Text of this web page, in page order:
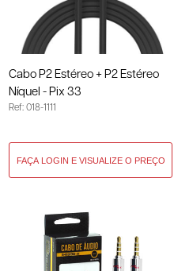
Cabo P2 Estéreo + P2 Estéreo
Níquel - Pix 33
Ref: 018-1111